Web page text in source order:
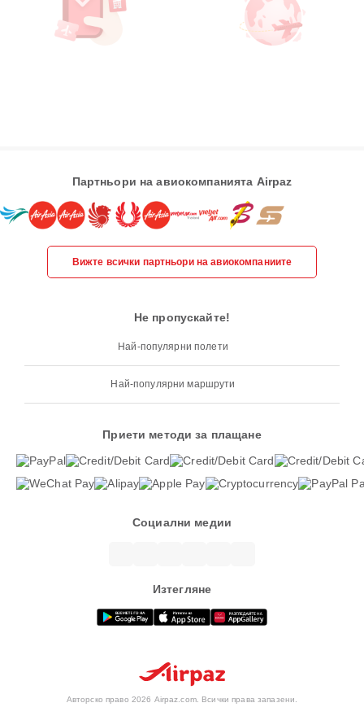
Партньори на авиокомпанията Airpaz
Вижте всички партньори на авиокомпаниите
Не пропускайте!
Най-популярни полети
Най-популярни маршрути
Приети методи за плащане
Социални медии
Изтегляне
Авторско право 2026 Airpaz.com. Всички права запазени.